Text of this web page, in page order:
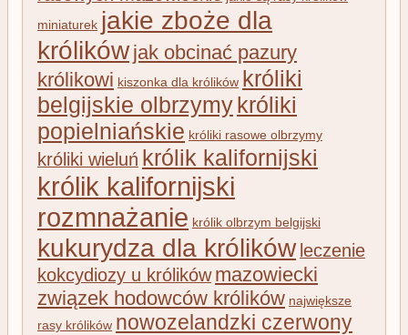
miniaturek jakie zboże dla
królików jak obcinać pazury
królikowi kiszonka dla królików króliki
belgijskie olbrzymykróliki
popielniańskie króliki rasowe olbrzymy
króliki wieluń królik kalifornijski
królik kalifornijski
rozmnażanie królik olbrzym belgijski
kukurydza dla królików leczenie
kokcydiozy u królików mazowiecki
związek hodowców królików największe
rasy królików nowozelandzki czerwony